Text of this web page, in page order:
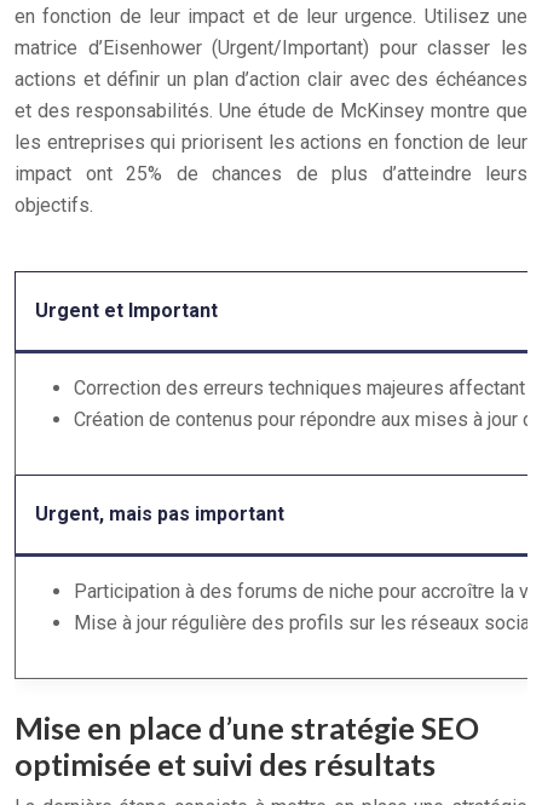
en fonction de leur impact et de leur urgence. Utilisez une
matrice d’Eisenhower (Urgent/Important) pour classer les
actions et définir un plan d’action clair avec des échéances
et des responsabilités. Une étude de McKinsey montre que
les entreprises qui priorisent les actions en fonction de leur
impact ont 25% de chances de plus d’atteindre leurs
objectifs.
Urgent et Important
Correction des erreurs techniques majeures affectant
Création de contenus pour répondre aux mises à jour
Urgent, mais pas important
Participation à des forums de niche pour accroître la
Mise à jour régulière des profils sur les réseaux
Mise en place d’une stratégie SEO
optimisée et suivi des résultats